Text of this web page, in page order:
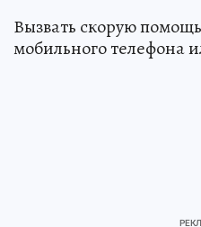
Вызвать скорую
мобильного телефона